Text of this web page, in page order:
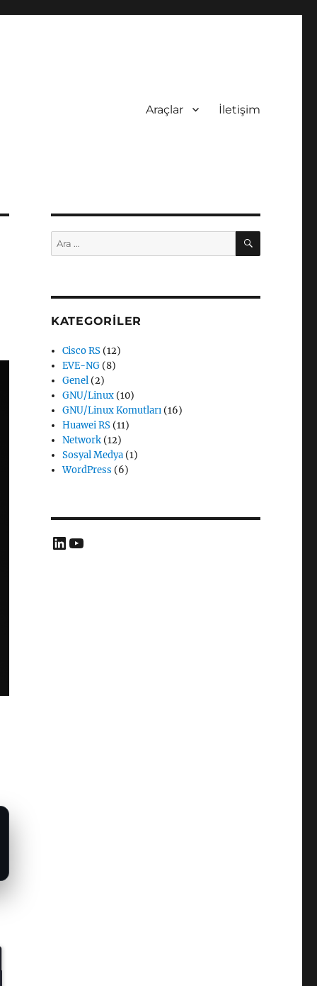
Araçlar İletişim
Ara: ARA
KATEGORILER
Cisco RS (12)
EVE-NG (8)
Genel (2)
GNU/Linux (10)
GNU/Linux Komutları (16)
Huawei RS (11)
Network (12)
Sosyal Medya (1)
WordPress (6)
LinkedIn
YouTube